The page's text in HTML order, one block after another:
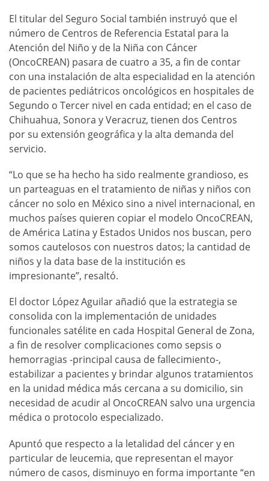
El titular del Seguro Social también instruyó que el
número de Centros de Referencia Estatal para la
Atención del Niño y de la Niña con Cáncer
(OncoCREAN) pasara de cuatro a 35, a fin de contar
con una instalación de alta especialidad en la atención
de pacientes pediátricos oncológicos en hospitales de
Segundo o Tercer nivel en cada entidad; en el caso de
Chihuahua, Sonora y Veracruz, tienen dos Centros
por su extensión geográfica y la alta demanda del
servicio.
“Lo que se ha hecho ha sido realmente grandioso, es
un parteaguas en el tratamiento de niñas y niños con
cáncer no solo en México sino a nivel internacional, en
muchos países quieren copiar el modelo OncoCREAN,
de América Latina y Estados Unidos nos buscan, pero
somos cautelosos con nuestros datos; la cantidad de
niños y la data base de la institución es
impresionante”, resaltó.
El doctor López Aguilar añadió que la estrategia se
consolida con la implementación de unidades
funcionales satélite en cada Hospital General de Zona,
a fin de resolver complicaciones como sepsis o
hemorragias -principal causa de fallecimiento-,
estabilizar a pacientes y brindar algunos tratamientos
en la unidad médica más cercana a su domicilio, sin
necesidad de acudir al OncoCREAN salvo una urgencia
médica o protocolo especializado.
Apuntó que respecto a la letalidad del cáncer y en
particular de leucemia, que representan el mayor
número de casos, disminuyo en forma importante “en